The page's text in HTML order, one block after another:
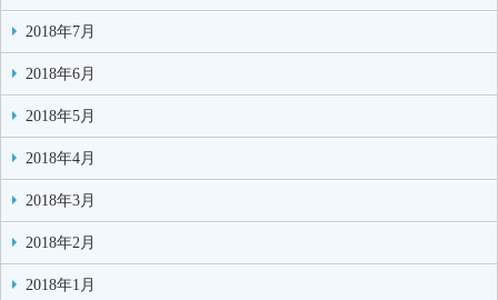
2018年7月
2018年6月
2018年5月
2018年4月
2018年3月
2018年2月
2018年1月